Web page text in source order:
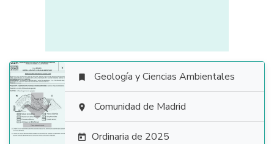

 Geología y Ciencias Ambientales
 Comunidad de Madrid
 Ordinaria de 2025